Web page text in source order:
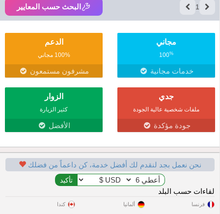
1 البحث حسب المعايير
مجاني
100%
خدمات مجانية
الدعم
100% مجاني
مشرفون مستمعون
جدي
ملفات شخصية عالية الجودة
جودة مؤكدة
الزوار
كثير الزيارة
الأفضل
نحن نعمل بجد لنقدم لك أفضل خدمة، كن داعماً من فضلك
لقاءات حسب البلد
فرنسا ألمانيا كندا